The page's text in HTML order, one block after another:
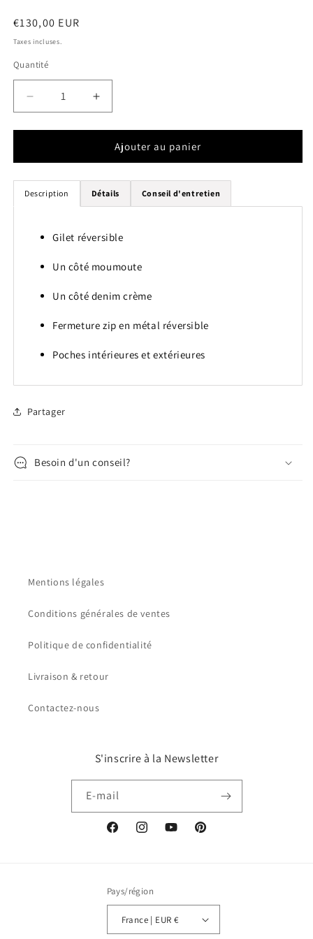
Prix
habituel
€130,00 EUR
Taxes incluses.
Quantité
Quantité
Réduire
la
quantité
Gilet
rouille
Augmenter
la
quantité
Gilet
rouille
Ajouter au panier
Description Détails Conseil d'entretien
Gilet réversible
Un côté moumoute
Un côté denim crème
Fermeture zip en métal réversible
Poches intérieures et extérieures
Partager
Besoin d'un conseil?
Mentions légales
Conditions générales de ventes
Politique de confidentialité
Livraison & retour
Contactez-nous
S'inscrire à la Newsletter
E-mail
FacebookInstagramYouTubePinterest
Pays/région
France | EUR €